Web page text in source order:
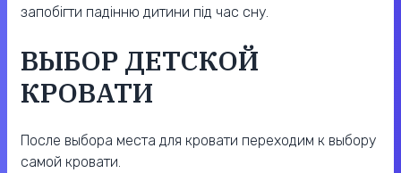
запобігти падінню дитини під час сну.
ВЫБОР ДЕТСКОЙ
КРОВАТИ
После выбора места для кровати переходим к выбору
самой кровати.